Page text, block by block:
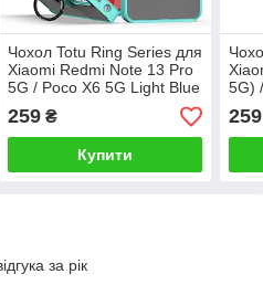
Чохол Totu Ring Series для
Xiaomi Redmi Note 13 Pro
5G / Poco X6 5G Light Blue
259₴
Купити
5G)
259
за рік